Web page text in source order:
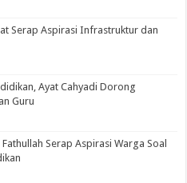
Serap Aspirasi Infrastruktur dan
Ayat Cahyadi Dorong
Guru
Serap Aspirasi Warga Soal